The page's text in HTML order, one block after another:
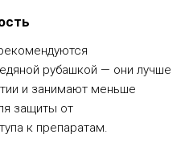
рубашкой — они лучше
и занимают меньше
защиты от
к препаратам.